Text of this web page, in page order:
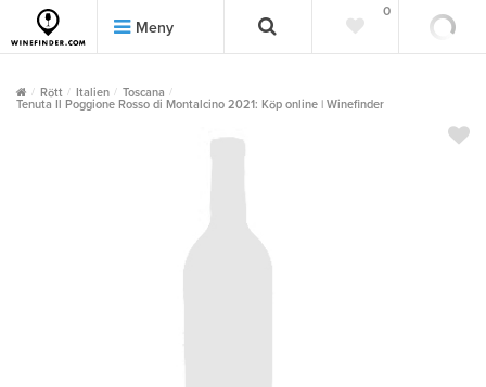
Meny
0
Rött Italien
Toscana
Tenuta Il Poggione Rosso di Montalcino 2021: Köp online | Winefinder
""